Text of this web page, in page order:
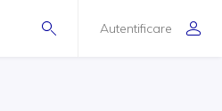
Autentificare